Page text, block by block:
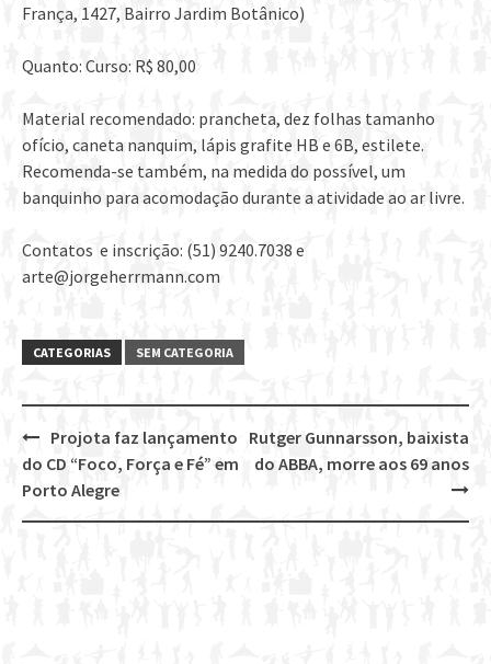
França, 1427, Bairro Jardim Botânico)
Quanto: Curso: R$ 80,00
Material recomendado: prancheta, dez folhas tamanho
ofício, caneta nanquim, lápis grafite HB e 6B, estilete.
Recomenda-se também, na medida do possível, um
banquinho para acomodação durante a atividade ao ar livre.
Contatos e inscrição: (51) 9240.7038 e
arte@jorgeherrmann.com
CATEGORIAS SEM CATEGORIA
Post
navigation
Rutger Gunnarsson, baixista
do ABBA, morre aos 69 anos
Projota faz lançamento
do CD “Foco, Força e Fé” em
Porto Alegre